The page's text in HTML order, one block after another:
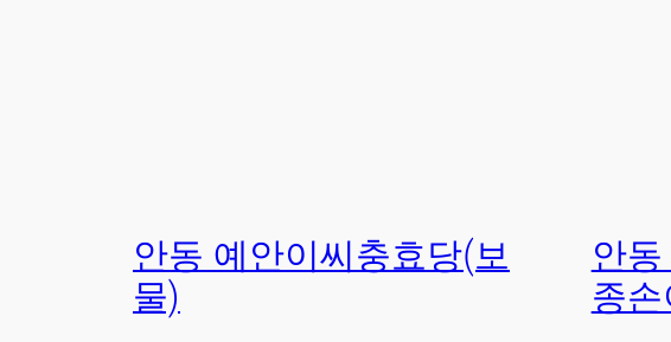
안동 예안이씨충효당(보
물)
안
종